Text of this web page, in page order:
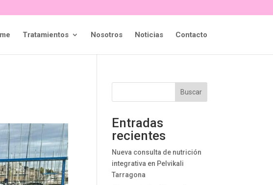
Tratamientos Nosotros Noticias Contacto
Buscar
Entradas
recientes
Nueva consulta de nutrición
integrativa en Pelvikali
Tarragona